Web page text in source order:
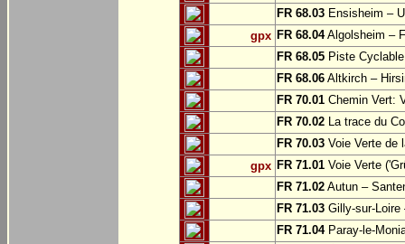
FR 68.03 Ensisheim –
gpx FR 68.04Algolsheim –
FR 68.05 Piste
FR 68.06 Altkirch –
FR 70.01 Chemin Vert:
FR 70.02 La trace du
FR 70.03 Voie Verte de
gpx FR 71.01 Voie Verte
FR 71.02 Autun –
FR 71.03 Gilly-sur-Loire
FR 71.04Paray-le-